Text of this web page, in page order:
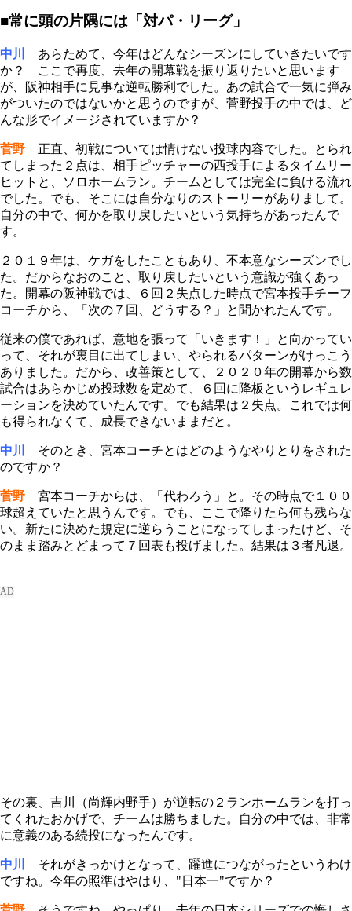
■常に頭の片隅には「対パ・リーグ」
中川
あらためて、今年はどんなシーズンにしていきたいです
か？ ここで再度、去年の開幕戦を振り返りたいと思います
が、阪神相手に見事な逆転勝利でした。あの試合で一気に弾み
がついたのではないかと思うのですが、菅野投手の中では、ど
んな形でイメージされていますか？
菅野 正直、初戦については情けない投球内容でした。とられ
てしまった２点は、相手ピッチャーの西投手によるタイムリー
ヒットと、ソロホームラン。チームとしては完全に負ける流れ
でした。でも、そこには自分なりのストーリーがありまして。
自分の中で、何かを取り戻したいという気持ちがあったんで
す。
２０１９年は、ケガをしたこともあり、不本意なシーズンでし
た。だからなおのこと、取り戻したいという意識が強くあっ
た。開幕の阪神戦では、６回２失点した時点で宮本投手チーフ
コーチから、「次の７回、どうする？」と聞かれたんです。
従来の僕であれば、意地を張って「いきます！」と向かってい
って、それが裏目に出てしまい、やられるパターンがけっこう
ありました。だから、改善策として、２０２０年の開幕から数
試合はあらかじめ投球数を定めて、６回に降板というレギュレ
ーションを決めていたんです。でも結果は２失点。これでは何
も得られなくて、成長できないままだと。
中川
そのとき、宮本コーチとはどのようなやりとりをされた
のですか？
菅野 宮本コーチからは、「代わろう」と。その時点で１００
球超えていたと思うんです。でも、ここで降りたら何も残らな
い。新たに決めた規定に逆らうことになってしまったけど、そ
のまま踏みとどまって７回表も投げました。結果は３者凡退。
その裏、吉川（尚輝内野手）が逆転の２ランホームランを打っ
てくれたおかげで、チームは勝ちました。自分の中では、非常
に意義のある続投になったんです。
中川
それがきっかけとなって、躍進につながったというわけ
ですね。今年の照準はやはり、"日本一"ですか？